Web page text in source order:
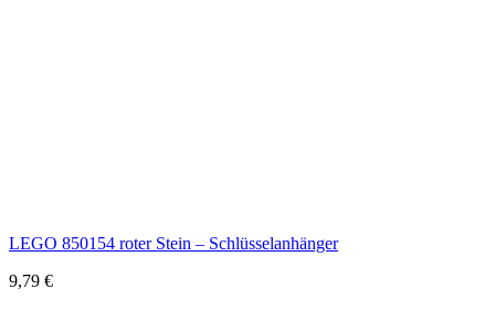
LEGO 850154 roter Stein – Schlüsselanhänger
9,79 €